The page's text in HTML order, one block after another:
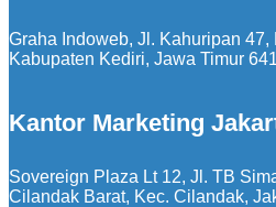
Graha Indoweb, Jl. Kahuripan 47,
Kabupaten Kediri, Jawa Timur
Kantor Marketing
Sovereign Plaza Lt 12, Jl. TB
Cilandak Barat, Kec. Cilandak,